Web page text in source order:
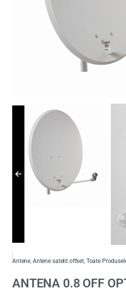
Antene, Antene satelit offset, Toate
ANTENA 0.8 OFF